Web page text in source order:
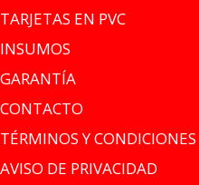
TARJETAS EN PVC
INSUMOS
GARANTÍA
CONTACTO
TÉRMINOS Y CONDICIONES
AVISO DE PRIVACIDAD